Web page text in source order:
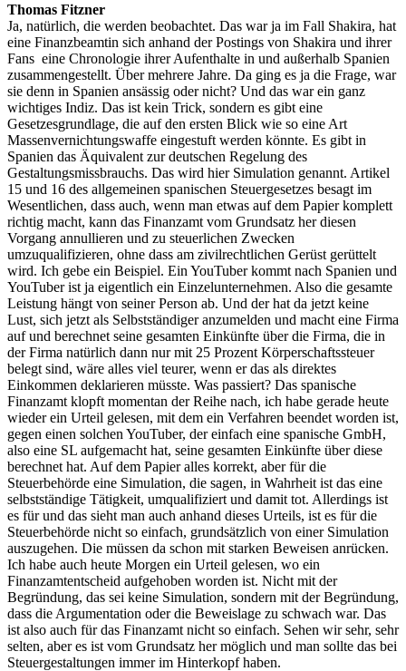
Thomas Fitzner
Ja, natürlich, die werden beobachtet. Das war ja im Fall Shakira, hat
eine Finanzbeamtin sich anhand der Postings von Shakira und ihrer
Fans eine Chronologie ihrer Aufenthalte in und außerhalb Spanien
zusammengestellt. Über mehrere Jahre. Da ging es ja die Frage, war
sie denn in Spanien ansässig oder nicht? Und das war ein ganz
wichtiges Indiz. Das ist kein Trick, sondern es gibt eine
Gesetzesgrundlage, die auf den ersten Blick wie so eine Art
Massenvernichtungswaffe eingestuft werden könnte. Es gibt in
Spanien das Äquivalent zur deutschen Regelung des
Gestaltungsmissbrauchs. Das wird hier Simulation genannt. Artikel
15 und 16 des allgemeinen spanischen Steuergesetzes besagt im
Wesentlichen, dass auch, wenn man etwas auf dem Papier komplett
richtig macht, kann das Finanzamt vom Grundsatz her diesen
Vorgang annullieren und zu steuerlichen Zwecken
umzuqualifizieren, ohne dass am zivilrechtlichen Gerüst gerüttelt
wird. Ich gebe ein Beispiel. Ein YouTuber kommt nach Spanien und
YouTuber ist ja eigentlich ein Einzelunternehmen. Also die gesamte
Leistung hängt von seiner Person ab. Und der hat da jetzt keine
Lust, sich jetzt als Selbstständiger anzumelden und macht eine Firma
auf und berechnet seine gesamten Einkünfte über die Firma, die in
der Firma natürlich dann nur mit 25 Prozent Körperschaftssteuer
belegt sind, wäre alles viel teurer, wenn er das als direktes
Einkommen deklarieren müsste. Was passiert? Das spanische
Finanzamt klopft momentan der Reihe nach, ich habe gerade heute
wieder ein Urteil gelesen, mit dem ein Verfahren beendet worden ist,
gegen einen solchen YouTuber, der einfach eine spanische GmbH,
also eine SL aufgemacht hat, seine gesamten Einkünfte über diese
berechnet hat. Auf dem Papier alles korrekt, aber für die
Steuerbehörde eine Simulation, die sagen, in Wahrheit ist das eine
selbstständige Tätigkeit, umqualifiziert und damit tot. Allerdings ist
es für und das sieht man auch anhand dieses Urteils, ist es für die
Steuerbehörde nicht so einfach, grundsätzlich von einer Simulation
auszugehen. Die müssen da schon mit starken Beweisen anrücken.
Ich habe auch heute Morgen ein Urteil gelesen, wo ein
Finanzamtentscheid aufgehoben worden ist. Nicht mit der
Begründung, das sei keine Simulation, sondern mit der Begründung,
dass die Argumentation oder die Beweislage zu schwach war. Das
ist also auch für das Finanzamt nicht so einfach. Sehen wir sehr, sehr
selten, aber es ist vom Grundsatz her möglich und man sollte das bei
Steuergestaltungen immer im Hinterkopf haben.